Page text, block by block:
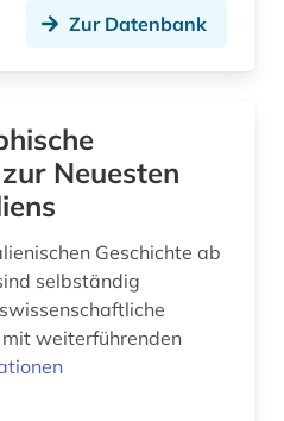
Zur Datenbank
Neuesten
Geschichte ab
selbständig
weiterführenden